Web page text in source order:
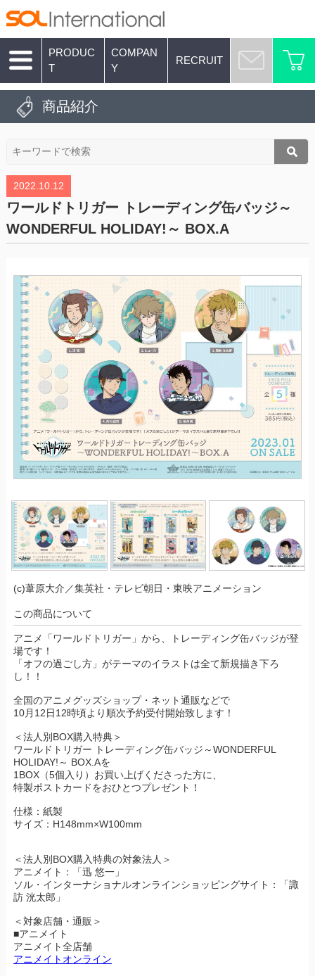
PRODUC
T
COMPAN
Y
RECRUIT
商品紹介
2022.10.12
ワールドトリガー トレーディング缶バッジ～
WONDERFUL HOLIDAY!～ BOX.A
(c)葦原大介／集英社・テレビ朝日・東映アニメーション
この商品について
アニメ「ワールドトリガー」から、トレーディング缶バッジが登
場です！
「オフの過ごし方」がテーマのイラストは全て新規描き下ろ
し！！
全国のアニメグッズショップ・ネット通販などで
10月12日12時頃より順次予約受付開始致します！
＜法人別BOX購入特典＞
ワールドトリガー トレーディング缶バッジ～WONDERFUL
HOLIDAY!～ BOX.Aを
1BOX（5個入り）お買い上げくださった方に、
特製ポストカードをおひとつプレゼント！
仕様：紙製
サイズ：H148mm×W100mm
＜法人別BOX購入特典の対象法人＞
アニメイト：「迅 悠一」
ソル・インターナショナルオンラインショッピングサイト：「諏
訪 洸太郎」
＜対象店舗・通販＞
■アニメイト
アニメイト全店舗
アニメイトオンライン